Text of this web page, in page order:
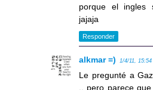
porque el ingles
jajaja
Responder
alkmar =) 1/4/11, 15:54
Le pregunté a
.. pero parece